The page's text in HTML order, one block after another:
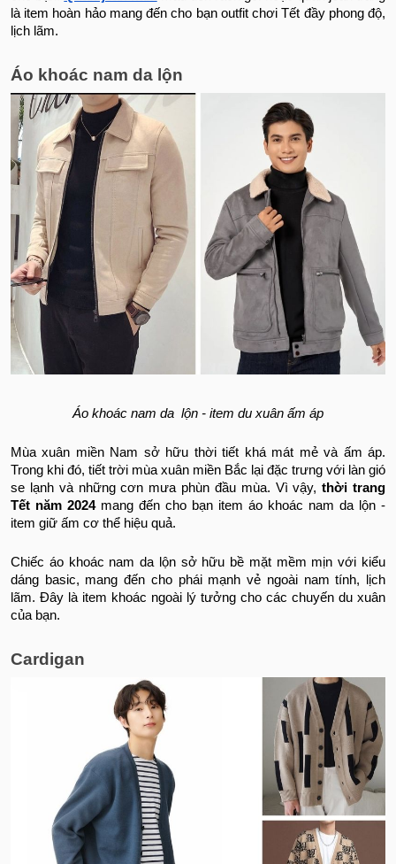
là item hoàn hảo mang đến cho bạn outfit chơi Tết đầy phong độ,
lịch lãm.
Áo khoác nam da lộn
Áo khoác nam da lộn - item du xuân ấm áp
Mùa xuân miền Nam sở hữu thời tiết khá mát mẻ và ấm áp.
Trong khi đó, tiết trời mùa xuân miền Bắc lại đặc trưng với làn gió
se lạnh và những cơn mưa phùn đầu mùa. Vì vậy,thời trang
Tết năm 2024 mang đến cho bạn item áo khoác nam da lộn -
item giữ ấm cơ thể hiệu quả.
Chiếc áo khoác nam da lộn sở hữu bề mặt mềm mịn với kiểu
dáng basic, mang đến cho phái mạnh vẻ ngoài nam tính, lịch
lãm. Đây là item khoác ngoài lý tưởng cho các chuyến du xuân
của bạn.
Cardigan